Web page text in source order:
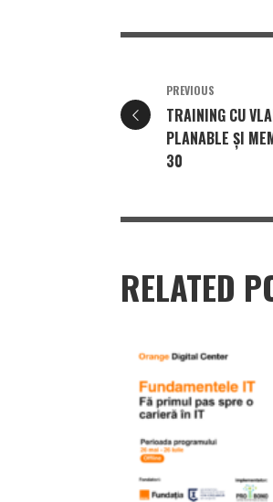
PREVIOUS
TRAINING CU
PLANABLE ȘI
30
RELATED